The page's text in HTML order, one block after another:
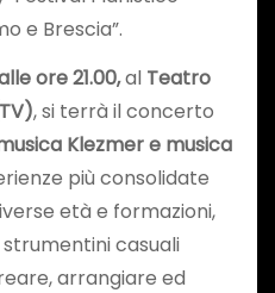
e Brescia”.
ore 21.00,al Teatro
, si terrà il concerto
Klezmer e musica
più consolidate
età e formazioni,
casuali
arrangiare ed